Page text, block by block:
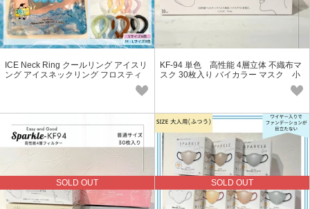
ICE Neck Ring クールリング アイスリ
ング アイスネックリング フロスティ
KF-94 単色 高性能 4層立体 不織布マ
スク 30枚入り バイカラー マスク 小
SOLD OUT SOLD OUT